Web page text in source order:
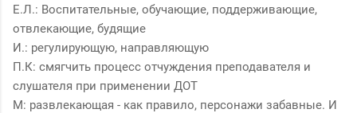
Е.Л.: Воспитательные, обучающие, поддерживающие,
отвлекающие, будящие
И.: регулирующую, направляющую
П.К: смягчить процесс отчуждения преподавателя и
слушателя при применении ДОТ
М: развлекающая - как правило, персонажи забавные. И